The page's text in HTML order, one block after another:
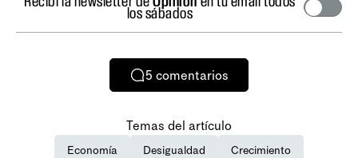
los sábados
5 comentarios
Temas del artículo
Economía Desigualdad Crecimiento